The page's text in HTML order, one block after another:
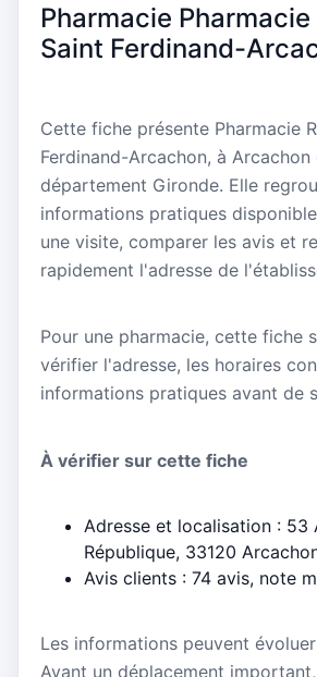
Pharmacie Pharmacie
Saint Ferdinand-
Cette fiche présente Pharmacie
Ferdinand-Arcachon, à Arcachon
département Gironde. Elle
informations pratiques
une visite, comparer les avis et
rapidement l'adresse de
Pour une pharmacie, cette fiche
vérifier l'adresse, les horaires
informations pratiques avant de
À vérifier sur cette fiche
Adresse et localisation : 53
République, 33120
Avis clients : 74 avis, note
Les informations peuvent
Avant un déplacement